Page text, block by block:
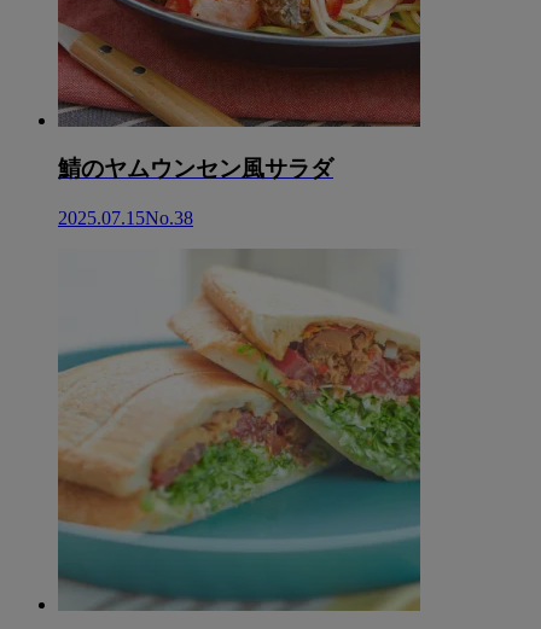
鯖のヤムウンセン風サラダ
2025.07.15No.38